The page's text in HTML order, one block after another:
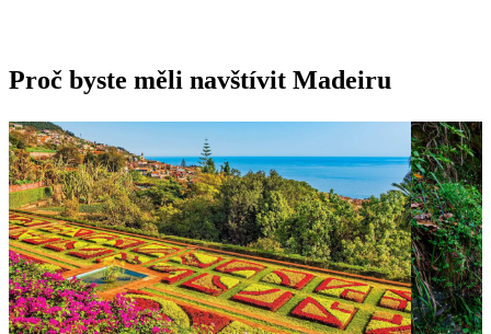
Proč byste měli navštívit Madeiru